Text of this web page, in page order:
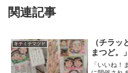
関連記事
キテミテマツド
（チラッ
まつど。
「いいね！